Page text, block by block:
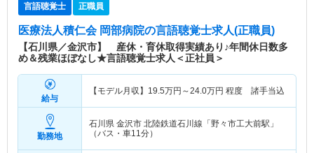
言語聴覚士 正職員
医療法人積仁会 岡部病院の言語聴覚士求人(正職員)
【石川県／金沢市】 産休・育休取得実績あり♪年間休日数多
め＆残業ほぼなし★言語聴覚士求人＜正社員＞
給与
【モデル月収】 19.5万円～24.0万円 程度 諸手当込
勤務地
石川県 金沢市 北陸鉄道石川線「野々市工大前駅」
（バス・車11分）